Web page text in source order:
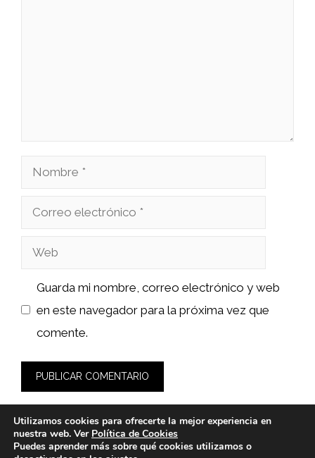
Nombre
Correo
Web
Guarda mi nombre, correo electrónico y web
en este navegador para la próxima vez que
comente.
Utilizamos cookies para ofrecerte la mejor experiencia en
nuestra web. Ver Política de Cookies
Puedes aprender más sobre qué cookies utilizamos o